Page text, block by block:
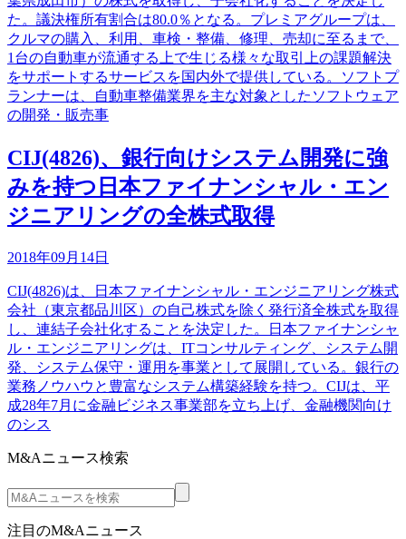
た。議決権所有割合は80.0％となる。プレミアグループは、
クルマの購入、利用、車検・整備、修理、売却に至るまで、
1台の自動車が流通する上で生じる様々な取引上の課題解決
をサポートするサービスを国内外で提供している。ソフトプ
ランナーは、自動車整備業界を主な対象としたソフトウェア
の開発・販売事
CIJ(4826)、銀行向けシステム開発に強
みを持つ日本ファイナンシャル・エン
ジニアリングの全株式取得
2018年09月14日
CIJ(4826)は、日本ファイナンシャル・エンジニアリング株式
会社（東京都品川区）の自己株式を除く発行済全株式を取得
し、連結子会社化することを決定した。日本ファイナンシャ
ル・エンジニアリングは、ITコンサルティング、システム開
発、システム保守・運用を事業として展開している。銀行の
業務ノウハウと豊富なシステム構築経験を持つ。CIJは、平
成28年7月に金融ビジネス事業部を立ち上げ、金融機関向け
のシス
M&Aニュース検索
注目のM&Aニュース